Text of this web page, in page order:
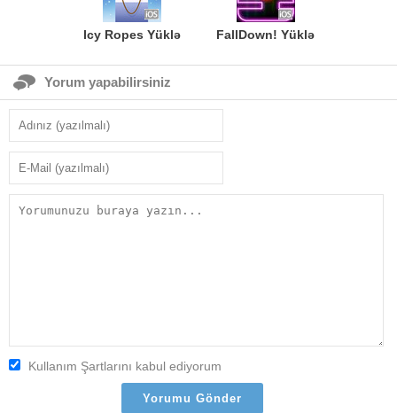
Icy Ropes Yüklə FallDown! Yüklə
Yorum yapabilirsiniz
Kullanım Şartlarını kabul ediyorum